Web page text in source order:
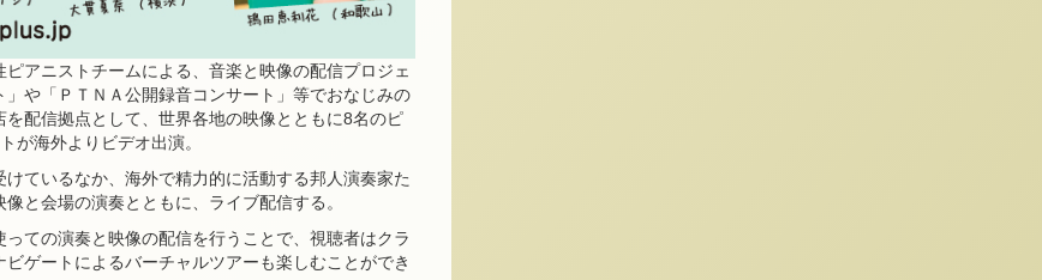
アニストチームによる、音楽と映像の配信プロジェ
や「ＰＴＮＡ公開録音コンサート」等でおなじみの
配信拠点として、世界各地の映像とともに8名のピ
が海外よりビデオ出演。
ているなか、海外で精力的に活動する邦人演奏家た
と会場の演奏とともに、ライブ配信する。
ての演奏と映像の配信を行うことで、視聴者はクラ
ゲートによるバーチャルツアーも楽しむことができ